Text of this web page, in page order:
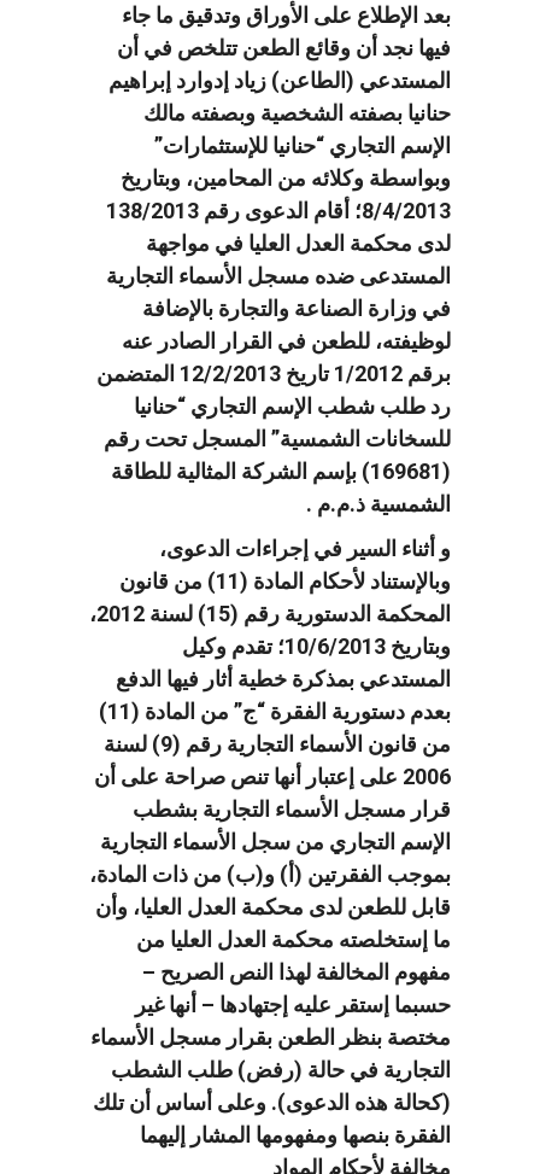
بعد الإطلاع على الأوراق وتدقيق ما جاء
فيها نجد أن وقائع الطعن تتلخص في أن
المستدعي (الطاعن) زياد إدوارد إبراهيم
حنانيا بصفته الشخصية وبصفته مالك
الإسم التجاري “حنانيا للإستثمارات”
وبواسطة وكلائه من المحامين، وبتاريخ
8/4/2013؛ أقام الدعوى رقم 138/2013
لدى محكمة العدل العليا في مواجهة
المستدعى ضده مسجل الأسماء التجارية
في وزارة الصناعة والتجارة بالإضافة
لوظيفته، للطعن في القرار الصادر عنه
برقم 1/2012 تاريخ 12/2/2013 المتضمن
رد طلب شطب الإسم التجاري “حنانيا
للسخانات الشمسية” المسجل تحت رقم
(169681) بإسم الشركة المثالية للطاقة
الشمسية ذ.م.م .
و أثناء السير في إجراءات الدعوى،
وبالإستناد لأحكام المادة (11) من قانون
المحكمة الدستورية رقم (15) لسنة 2012،
وبتاريخ 10/6/2013؛ تقدم وكيل
المستدعي بمذكرة خطية أثار فيها الدفع
بعدم دستورية الفقرة “ج” من المادة (11)
من قانون الأسماء التجارية رقم (9) لسنة
2006 على إعتبار أنها تنص صراحة على أن
قرار مسجل الأسماء التجارية بشطب
الإسم التجاري من سجل الأسماء التجارية
بموجب الفقرتين (أ) و(ب) من ذات المادة،
قابل للطعن لدى محكمة العدل العليا، وأن
ما إستخلصته محكمة العدل العليا من
مفهوم المخالفة لهذا النص الصريح –
حسبما إستقر عليه إجتهادها – أنها غير
مختصة بنظر الطعن بقرار مسجل الأسماء
التجارية في حالة (رفض) طلب الشطب
(كحالة هذه الدعوى). وعلى أساس أن تلك
الفقرة بنصها ومفهومها المشار إليهما
مخالفة لأحكام المواد